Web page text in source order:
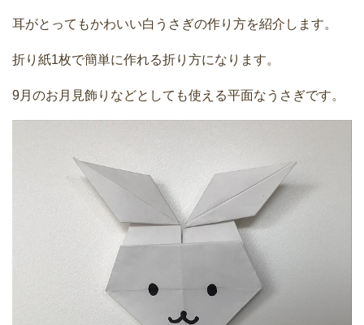
耳がとってもかわいい白うさぎの作り方を紹介します。
折り紙1枚で簡単に作れる折り方になります。
9月のお月見飾りなどとしても使える平面なうさぎです。